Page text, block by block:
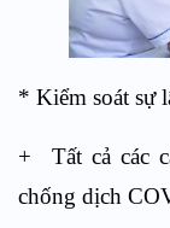
* Kiểm soát sự
+ Tất cả các
chống dịch